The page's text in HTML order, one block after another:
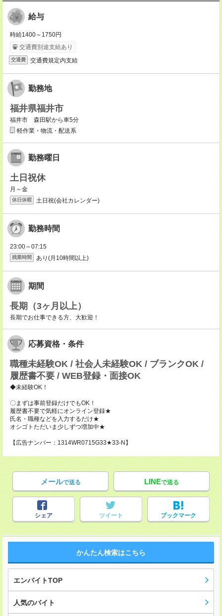
給与
時給1400～1750円
交通費別途支給あり
交通費 交通費規定内支給
勤務地
福井県福井市
福井市 森田駅から車5分
軽作業・物流・配送系
勤務曜日
土日祝休
月～金
休日休暇 土日祝(会社カレンダー)
勤務時間
23:00～07:15
残業時間 あり(月10時間以上)
期間
長期（3ヶ月以上）
長期でお仕事できる方、大歓迎！
応募資格・条件
職種未経験OK / 社会人未経験OK / ブランクOK /
履歴書不要 / WEB登録・面接OK
◆未経験OK！
〇まずは事前登録だけでもOK！
履歴書不要で気軽にオンライン登録★
氏名・職種などを入力するだけ★
オシゴトただいま少しずつ増加中★
【広告ナンバー：1314WR0715G33★33-N】
メールで送る LINEで送る
シェア ツイート ブックマーク
かんたん検索はこちら
エンバイトTOP
人気のバイト